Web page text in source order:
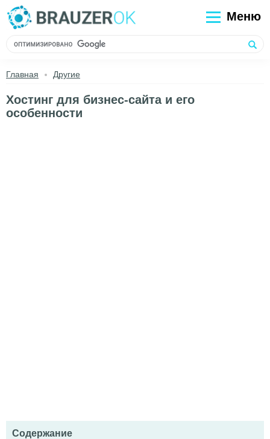
Меню
Главная Другие
Хостинг для бизнес-сайта и его
особенности
Содержание